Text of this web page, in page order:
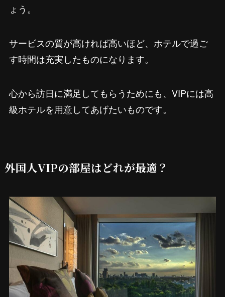
ょう。
サービスの質が高ければ高いほど、ホテルで過ご
す時間は充実したものになります。
心から訪日に満足してもらうためにも、VIPには高
級ホテルを用意してあげたいものです。
外国人VIPの部屋はどれが最適？